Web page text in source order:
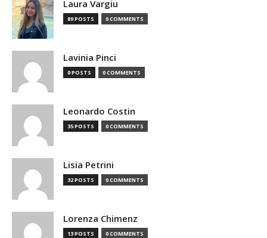
Laura Vargiu
89 POSTS 0 COMMENTS
Lavinia Pinci
0 POSTS 0 COMMENTS
Leonardo Costin
35 POSTS 0 COMMENTS
Lisia Petrini
32 POSTS 0 COMMENTS
Lorenza Chimenz
13 POSTS 0 COMMENTS